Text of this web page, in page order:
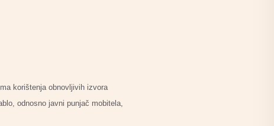
korištenja obnovljivih izvora
odnosno javni punjač mobitela,